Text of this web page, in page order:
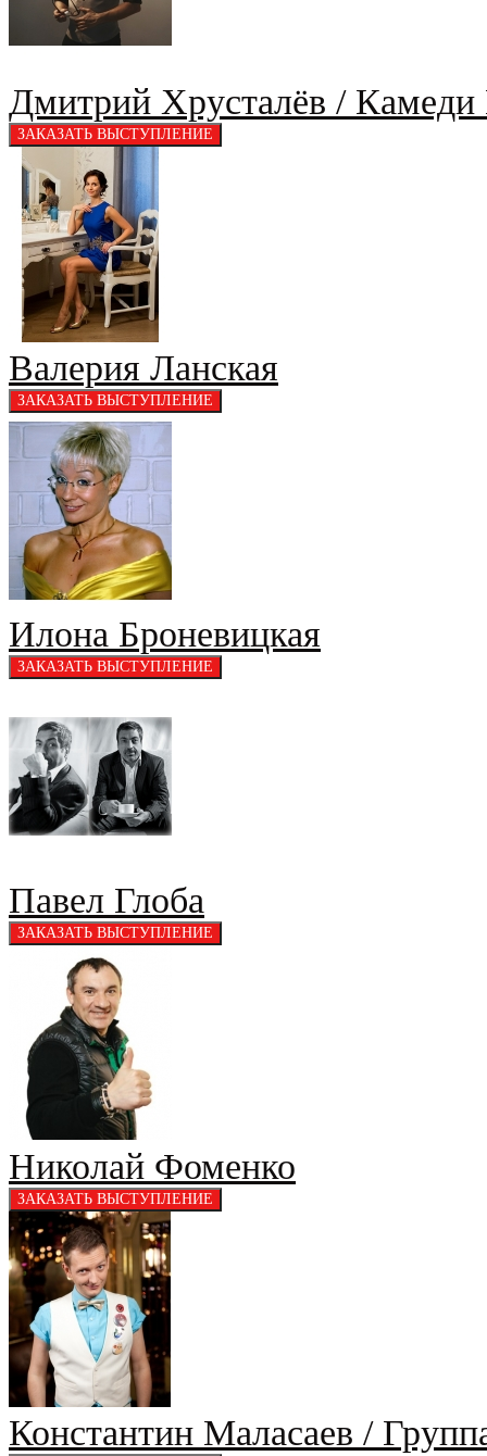
Дмитрий Хрусталёв / Камеди
Валерия Ланская
Илона Броневицкая
Павел Глоба
Николай Фоменко
Константин Маласаев /